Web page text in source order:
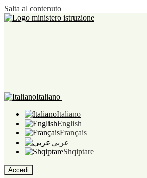
Salta al contenuto
Italiano
Italiano
English
Français
عربى
Shqiptare
Accedi